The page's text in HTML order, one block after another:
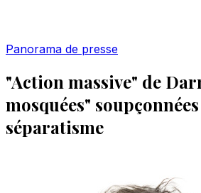
Panorama de presse
"Action massive" de
mosquées"
séparatisme